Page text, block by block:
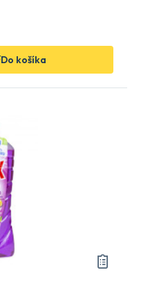
Do košíka